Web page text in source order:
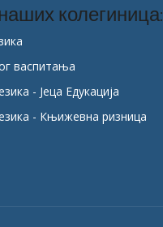
колегиница:
васпитања
- Јеца Едукација
- Књижевна ризница